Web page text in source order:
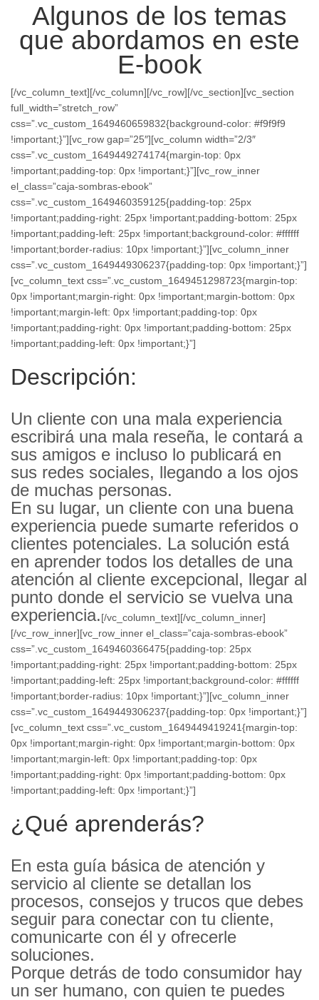
Algunos de los temas
que abordamos en este
E-book
[/vc_column_text][/vc_column][/vc_row][/vc_section][vc_section
full_width=”stretch_row”
css=”.vc_custom_1649460659832{background-color: #f9f9f9
!important;}”][vc_row gap=”25″][vc_column width=”2/3″
css=”.vc_custom_1649449274174{margin-top: 0px
!important;padding-top: 0px !important;}”][vc_row_inner
el_class=”caja-sombras-ebook”
css=”.vc_custom_1649460359125{padding-top: 25px
!important;padding-right: 25px !important;padding-bottom: 25px
!important;padding-left: 25px !important;background-color: #ffffff
!important;border-radius: 10px !important;}”][vc_column_inner
css=”.vc_custom_1649449306237{padding-top: 0px !important;}”]
[vc_column_text css=”.vc_custom_1649451298723{margin-top:
0px !important;margin-right: 0px !important;margin-bottom: 0px
!important;margin-left: 0px !important;padding-top: 0px
!important;padding-right: 0px !important;padding-bottom: 25px
!important;padding-left: 0px !important;}”]
Descripción:
Un cliente con una mala experiencia
escribirá una mala reseña, le contará a
sus amigos e incluso lo publicará en
sus redes sociales, llegando a los ojos
de muchas personas.
En su lugar, un cliente con una buena
experiencia puede sumarte referidos o
clientes potenciales. La solución está
en aprender todos los detalles de una
atención al cliente excepcional, llegar al
punto donde el servicio se vuelva una
experiencia.[/vc_column_text][/vc_column_inner]
[/vc_row_inner][vc_row_inner el_class=”caja-sombras-ebook”
css=”.vc_custom_1649460366475{padding-top: 25px
!important;padding-right: 25px !important;padding-bottom: 25px
!important;padding-left: 25px !important;background-color: #ffffff
!important;border-radius: 10px !important;}”][vc_column_inner
css=”.vc_custom_1649449306237{padding-top: 0px !important;}”]
[vc_column_text css=”.vc_custom_1649449419241{margin-top:
0px !important;margin-right: 0px !important;margin-bottom: 0px
!important;margin-left: 0px !important;padding-top: 0px
!important;padding-right: 0px !important;padding-bottom: 0px
!important;padding-left: 0px !important;}”]
¿Qué aprenderás?
En esta guía básica de atención y
servicio al cliente se detallan los
procesos, consejos y trucos que debes
seguir para conectar con tu cliente,
comunicarte con él y ofrecerle
soluciones.
Porque detrás de todo consumidor hay
un ser humano, con quien te puedes